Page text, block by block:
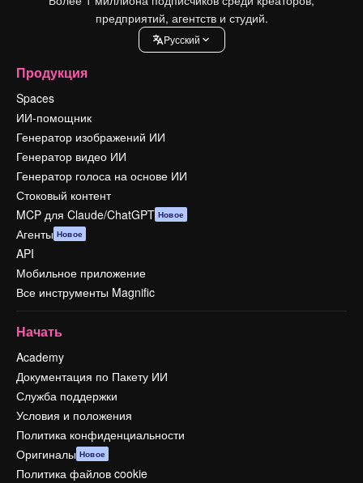
предприятий, агентств и студий.
Pусский
Продукция
Spaces
ИИ-помощник
Генератор изображений ИИ
Генератор видео ИИ
Генератор голоса на основе ИИ
Стоковый контент
MCP для Claude/ChatGPT Новое
Агенты Новое
API
Мобильное приложение
Все инструменты Magnific
Начать
Academy
Документация по Пакету ИИ
Служба поддержки
Условия и положения
Политика конфиденциальности
Оригиналы Новое
Политика файлов cookie